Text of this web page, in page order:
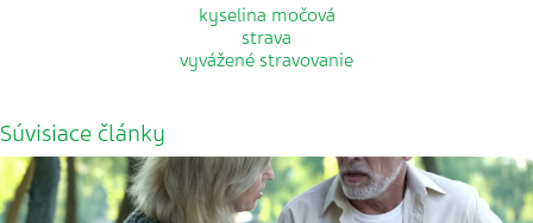
kyselina močová
strava
vyvážené stravovanie
Súvisiace články